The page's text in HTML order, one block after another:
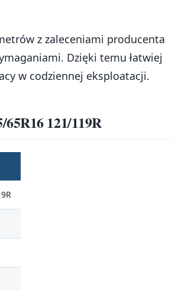
z zaleceniami producenta
Dzięki temu łatwiej
w codziennej eksploatacji.
121/119R